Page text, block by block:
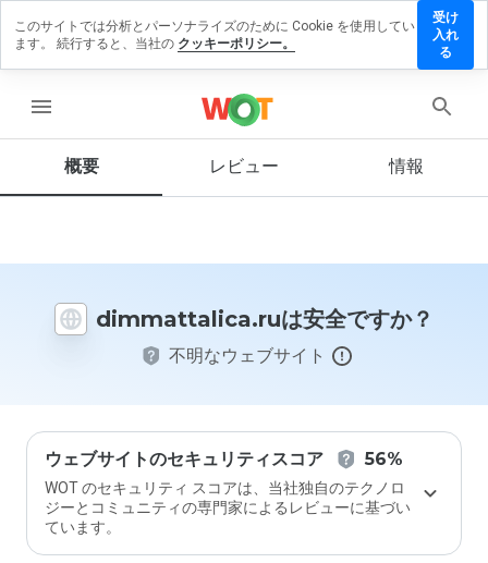
menu
概要 レビュー 情報
dimmattalica.ruは安全ですか？
不明なウェブサイト
ウェブサイトのセキュリティスコア 56%
WOT のセキュリティ スコアは、当社独自のテクノロ
ジーとコミュニティの専門家によるレビューに基づい
ています。
ューを
この
イト
価し
ます
か？
このサイトでは分析とパーソナライズのために Cookie を使用してい
ます。 続行すると、当社の クッキーポリシー。
受け
入れ
る